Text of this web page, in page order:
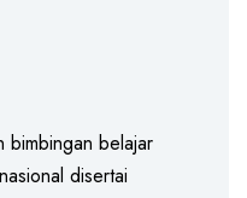
bimbingan belajar
disertai